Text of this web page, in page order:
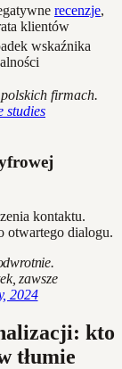
recenzje,
klientów
wskaźnika
firmach.
studies
kontaktu.
otwartego dialogu.
zawsze
2024
kto
tłumie